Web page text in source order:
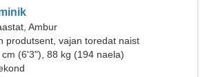
Ambur
produtsent, vajan toredat naist
cm (6'3"), 88 kg (194 naela)